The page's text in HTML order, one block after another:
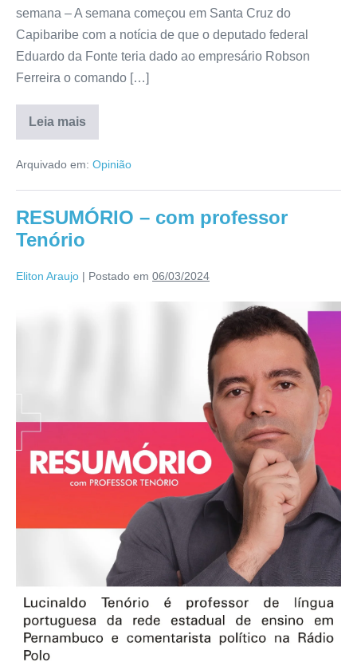
semana – A semana começou em Santa Cruz do
Capibaribe com a notícia de que o deputado federal
Eduardo da Fonte teria dado ao empresário Robson
Ferreira o comando […]
Leia mais
Arquivado em: Opinião
RESUMÓRIO – com professor
Tenório
Eliton Araujo | Postado em 06/03/2024